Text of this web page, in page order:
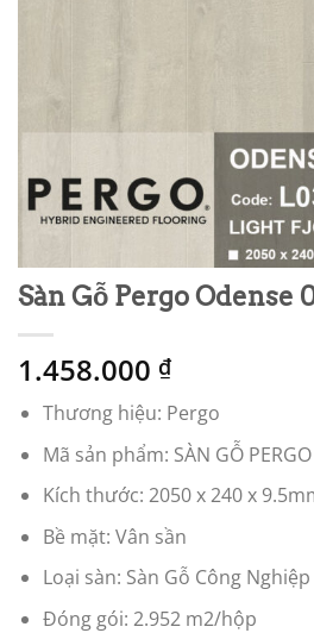
Sàn Gỗ Pergo Odense
1.458.000 ₫
Thương hiệu: Pergo
Mã sản phẩm: SÀN GỖ
Kích thước: 2050 x 240 x
Bề mặt: Vân sần
Loại sàn: Sàn Gỗ Công Nghiệp
Đóng gói: 2.952 m2/hộp